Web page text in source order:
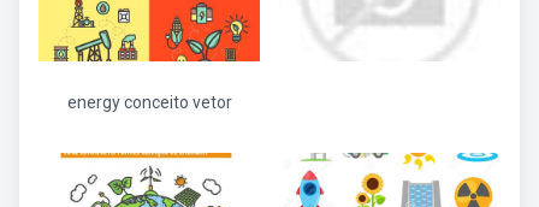
energy conceito vetor